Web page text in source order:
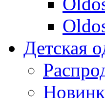
Детская